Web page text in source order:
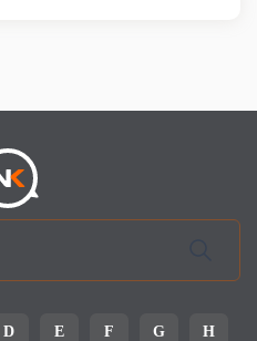
D E F G H